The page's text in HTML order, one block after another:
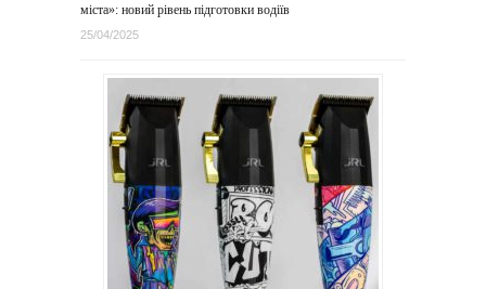
міста»: новий рівень підготовки водіїв
25/04/2025